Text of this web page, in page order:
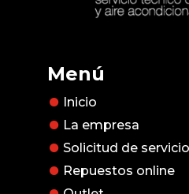
Menú
Inicio
La empresa
Solicitud de servicio
Repuestos online